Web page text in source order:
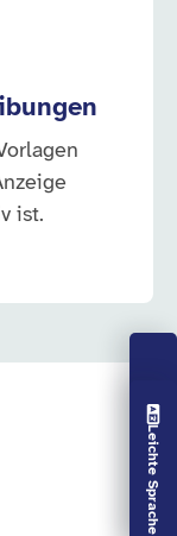
Vorlesen aus
Leichte Sprache aus
ist.